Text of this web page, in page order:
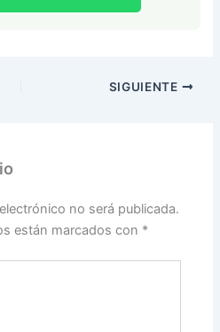
SIGUIENTE
no será publicada.
están marcados con *